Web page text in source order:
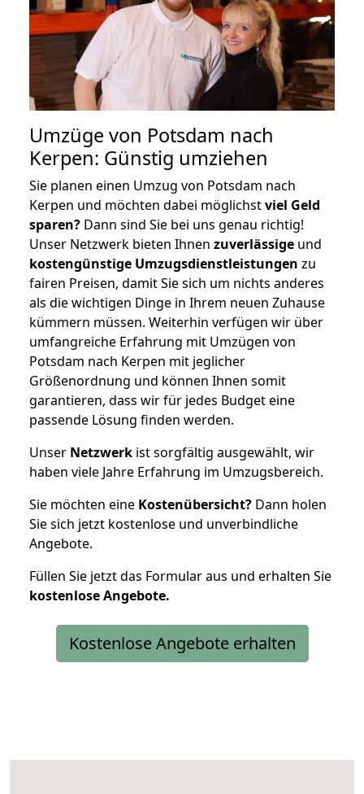
Umzüge von Potsdam nach
Kerpen: Günstig umziehen
Sie planen einen Umzug von Potsdam nach
Kerpen und möchten dabei möglichstviel Geld
sparen? Dann sind Sie bei uns genau richtig!
Unser Netzwerk bieten Ihnen zuverlässige und
kostengünstige Umzugsdienstleistungen zu
fairen Preisen, damit Sie sich um nichts anderes
als die wichtigen Dinge in Ihrem neuen Zuhause
kümmern müssen. Weiterhin verfügen wir über
umfangreiche Erfahrung mit Umzügen von
Potsdam nach Kerpen mit jeglicher
Größenordnung und können Ihnen somit
garantieren, dass wir für jedes Budget eine
passende Lösung finden werden.
Unser Netzwerk ist sorgfältig ausgewählt, wir
haben viele Jahre Erfahrung im Umzugsbereich.
Sie möchten eine Kostenübersicht? Dann holen
Sie sich jetzt kostenlose und unverbindliche
Angebote.
Füllen Sie jetzt das Formular aus und erhalten Sie
kostenloseAngebote.
Kostenlose Angebote erhalten